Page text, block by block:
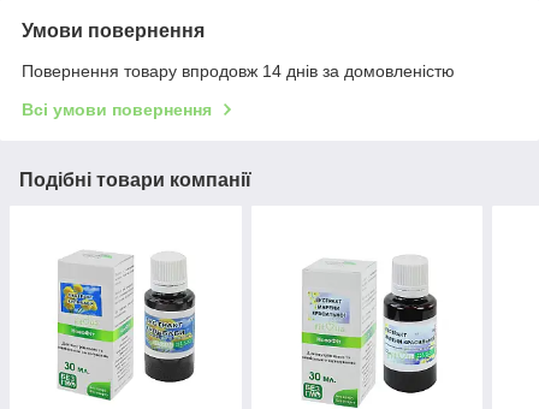
Умови повернення
Повернення товару впродовж 14 днів за домовленістю
Всі умови повернення
Подібні товари компанії